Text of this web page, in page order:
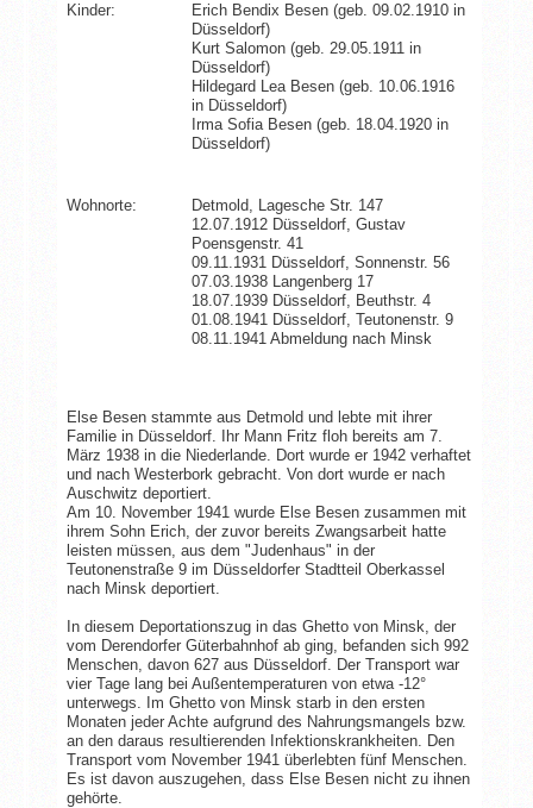
Kinder:
Erich Bendix Besen (geb. 09.02.1910 in
Düsseldorf)
Kurt Salomon (geb. 29.05.1911 in
Düsseldorf)
Hildegard Lea Besen (geb. 10.06.1916
in Düsseldorf)
Irma Sofia Besen (geb. 18.04.1920 in
Düsseldorf)
Wohnorte:
Detmold, Lagesche Str. 147
12.07.1912 Düsseldorf, Gustav
Poensgenstr. 41
09.11.1931 Düsseldorf, Sonnenstr. 56
07.03.1938 Langenberg 17
18.07.1939 Düsseldorf, Beuthstr. 4
01.08.1941 Düsseldorf, Teutonenstr. 9
08.11.1941 Abmeldung nach Minsk
Else Besen stammte aus Detmold und lebte mit ihrer
Familie in Düsseldorf. Ihr Mann Fritz floh bereits am 7.
März 1938 in die Niederlande. Dort wurde er 1942 verhaftet
und nach Westerbork gebracht. Von dort wurde er nach
Auschwitz deportiert.
Am 10. November 1941 wurde Else Besen zusammen mit
ihrem Sohn Erich, der zuvor bereits Zwangsarbeit hatte
leisten müssen, aus dem "Judenhaus" in der
Teutonenstraße 9 im Düsseldorfer Stadtteil Oberkassel
nach Minsk deportiert.
In diesem Deportationszug in das Ghetto von Minsk, der
vom Derendorfer Güterbahnhof ab ging, befanden sich 992
Menschen, davon 627 aus Düsseldorf. Der Transport war
vier Tage lang bei Außentemperaturen von etwa -12°
unterwegs. Im Ghetto von Minsk starb in den ersten
Monaten jeder Achte aufgrund des Nahrungsmangels bzw.
an den daraus resultierenden Infektionskrankheiten. Den
Transport vom November 1941 überlebten fünf Menschen.
Es ist davon auszugehen, dass Else Besen nicht zu ihnen
gehörte.